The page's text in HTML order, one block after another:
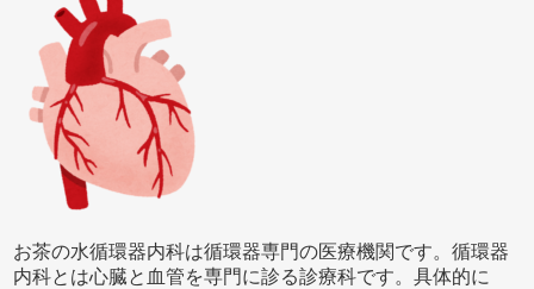
お茶の水循環器内科は循環器専門の医療機関です。循環器
内科とは心臓と血管を専門に診る診療科です。具体的に